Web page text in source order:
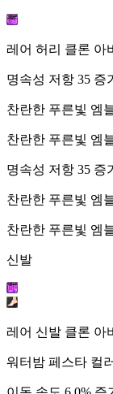
레어 허리 클론 아
명속성 저항 35 증
찬란한 푸른빛 엠
찬란한 푸른빛 엠
명속성 저항 35 증
찬란한 푸른빛 엠
찬란한 푸른빛 엠
신발
레어 신발 클론 아
워터밤 페스타 컬